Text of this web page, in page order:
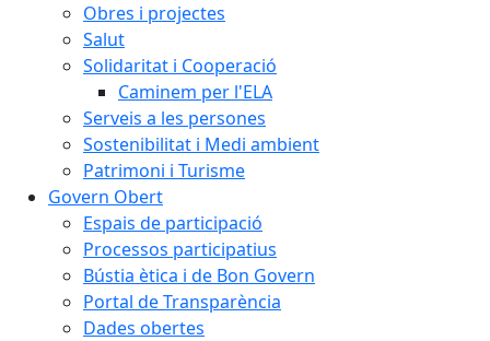
Obres i projectes
Salut
Solidaritat i Cooperació
Caminem per l'ELA
Serveis a les persones
Sostenibilitat i Medi ambient
Patrimoni i Turisme
Govern Obert
Espais de participació
Processos participatius
Bústia ètica i de Bon Govern
Portal de Transparència
Dades obertes